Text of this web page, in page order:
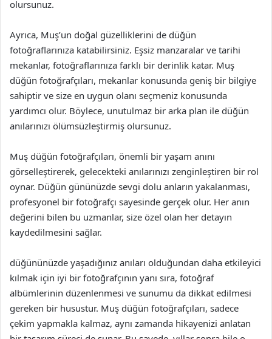
olursunuz.
Ayrıca, Muş’un doğal güzelliklerini de düğün
fotoğraflarınıza katabilirsiniz. Eşsiz manzaralar ve tarihi
mekanlar, fotoğraflarınıza farklı bir derinlik katar. Muş
düğün fotoğrafçıları, mekanlar konusunda geniş bir bilgiye
sahiptir ve size en uygun olanı seçmeniz konusunda
yardımcı olur. Böylece, unutulmaz bir arka plan ile düğün
anılarınızı ölümsüzleştirmiş olursunuz.
Muş düğün fotoğrafçıları, önemli bir yaşam anını
görselleştirerek, gelecekteki anılarınızı zenginleştiren bir rol
oynar. Düğün gününüzde sevgi dolu anların yakalanması,
profesyonel bir fotoğrafçı sayesinde gerçek olur. Her anın
değerini bilen bu uzmanlar, size özel olan her detayın
kaydedilmesini sağlar.
düğününüzde yaşadığınız anıları olduğundan daha etkileyici
kılmak için iyi bir fotoğrafçının yanı sıra, fotoğraf
albümlerinin düzenlenmesi ve sunumu da dikkat edilmesi
gereken bir husustur. Muş düğün fotoğrafçıları, sadece
çekim yapmakla kalmaz, aynı zamanda hikayenizi anlatan